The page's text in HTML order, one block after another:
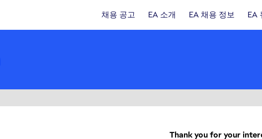
채용 공고 EA 소개 EA 채용 정보 EA
Thank you for your